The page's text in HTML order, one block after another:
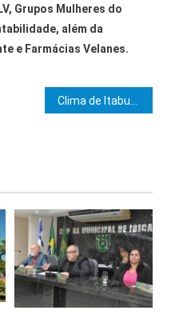
Grupos Mulheres do
além da
e Farmácias Velanes.